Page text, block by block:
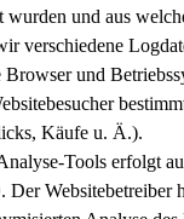
wurden und aus
verschiedene
und
Käufe u. Ä.).
Tools erfolgt
Websitebetreiber